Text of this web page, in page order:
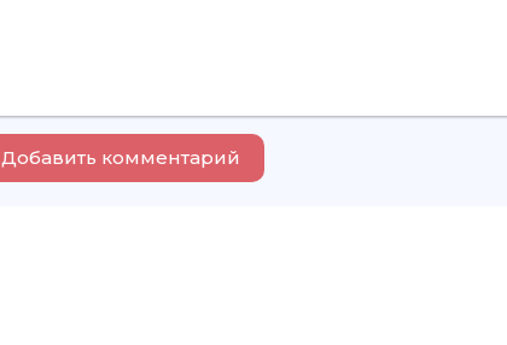
Добавить комментарий